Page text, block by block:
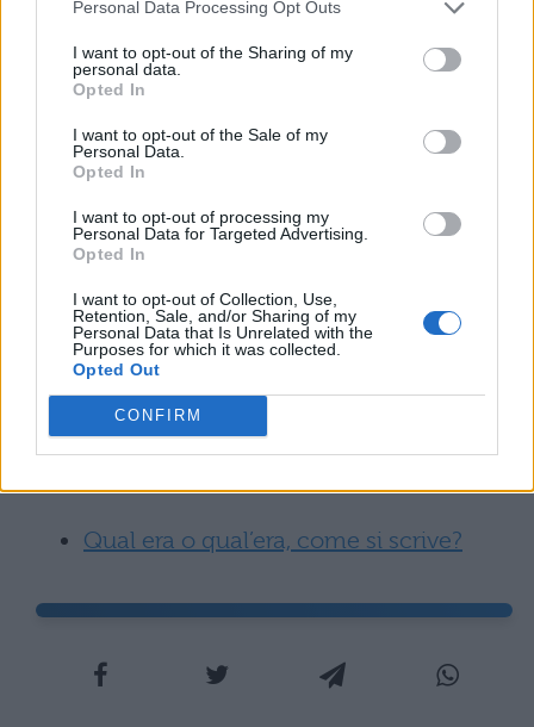
Personal Data Processing Opt Outs
I want to opt-out of the Sharing of my
personal data.
Opted In
I want to opt-out of the Sale of my
Personal Data.
Opted In
I want to opt-out of processing my
Personal Data for Targeted Advertising.
Opted In
I want to opt-out of Collection, Use,
Retention, Sale, and/or Sharing of my
Personal Data that Is Unrelated with the
Purposes for which it was collected.
Opted Out
CONFIRM
Tanti auguri di una serena Pasqua!
di Gesù!
A Natale con i tuoi e Pasqua con chi
vuoi.
Le uova di Pasqua sono buone e
contengono sempre delle simpatiche
sorprese.
Non perderti:
Come va, come và o come va’: come si
Qual era o qual’era, come si scrive?